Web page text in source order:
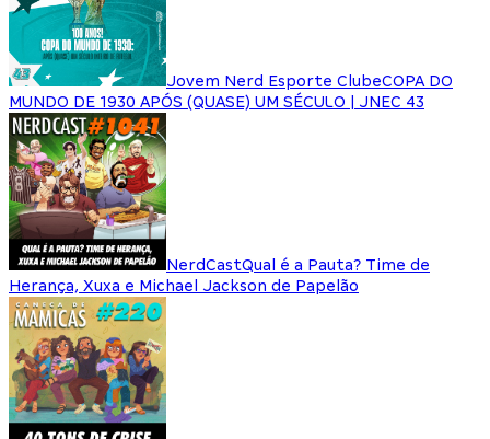
Jovem Nerd Esporte ClubeCOPA DO
MUNDO DE 1930 APÓS (QUASE) UM SÉCULO | JNEC 43
NerdCastQual é a Pauta? Time de
Herança, Xuxa e Michael Jackson de Papelão